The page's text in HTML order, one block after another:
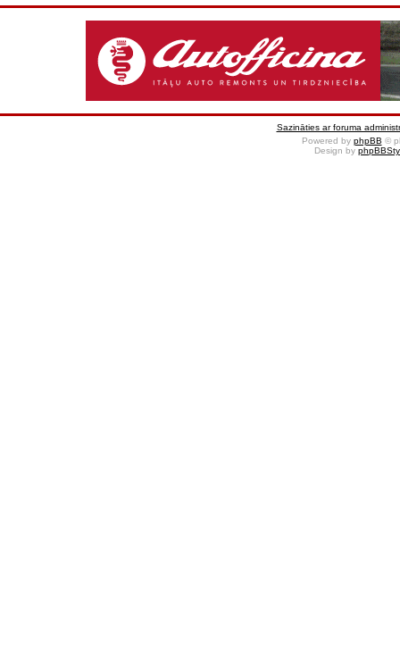
Sazināties ar foruma
Powered by phpBB ©
Design by